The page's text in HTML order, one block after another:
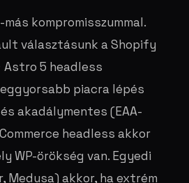
más kompromisszummal.
választásunk a Shopify
5 headless
piacra lépés
akadálymentes (EAA-
headless akkor
WP-örökség van. Egyedi
Medusa) akkor, ha extrém